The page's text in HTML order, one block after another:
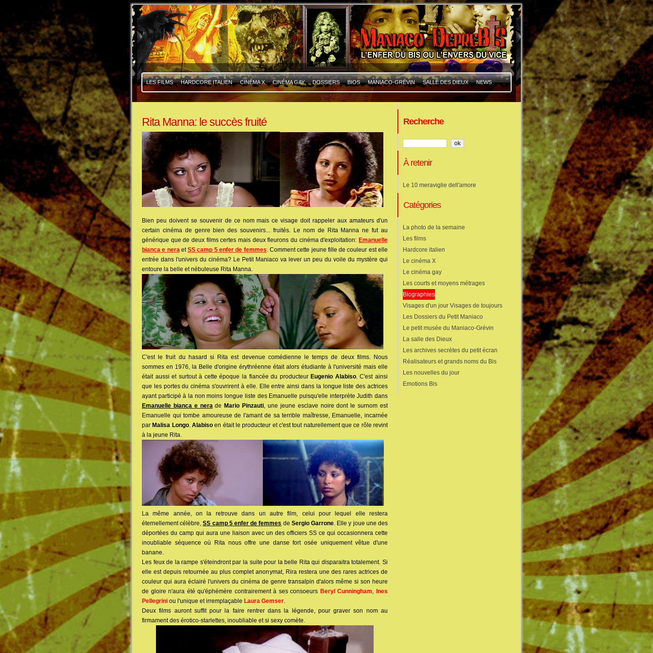
LES FILMS HARDCORE ITALIEN CINÉMA X CINÉMA GAY DOSSIERS BIOS MANIACO-GRÉVIN SALLE DES DIEUX NEWS
Rita Manna: le succès fruité
Bien peu doivent se souvenir de ce nom mais ce visage doit rappeler aux amateurs d'un
certain cinéma de genre bien des souvenirs... fruités. Le nom de Rita Manna ne fut au
générique que de deux films certes mais deux fleurons du cinéma d'exploitation: Emanuelle
bianca e neraetSS camp 5 enfer de femmes. Comment cette jeune fille de couleur est elle
entrée dans l'univers du cinéma? Le Petit Maniaco va lever un peu du voile du mystère qui
entoure la belle et nébuleuse Rita Manna.
C'est le fruit du hasard si Rita est devenue comédienne le temps de deux films. Nous
sommes en 1976, la Belle d'origine érythréenne était alors étudiante à l'université mais elle
était aussi et surtout à cette époque la fiancée du producteur Eugenio Alabiso. C'est ainsi
que les portes du cinéma s'ouvrirent à elle. Elle entre ainsi dans la longue liste des actrices
ayant participé à la non moins longue liste des Emanuelle puisqu'elle interprète Judith dans
Emanuelle bianca e nerade Mario Pinzauti, une jeune esclave noire dont le surnom est
Emanuelle qui tombe amoureuse de l'amant de sa terrible maîtresse, Emanuelle, incarnée
par Malisa Longo.Alabiso en était le producteur et c'est tout naturellement que ce rôle revint
à la jeune Rita.
La même année, on la retrouve dans un autre film, celui pour lequel elle restera
éternellement célèbre,SS camp 5 enfer de femmes de Sergio Garrone. Elle y joue une des
déportées du camp qui aura une liaison avec un des officiers SS ce qui occasionnera cette
inoubliable séquence où Rita nous offre une danse fort osée uniquement vêtue d'une
banane.
Les feux de la rampe s'éteindront par la suite pour la belle Rita qui disparaitra totalement. Si
elle est depuis retournée au plus complet anonymat, Rira restera une des rares actrices de
couleur qui aura éclairé l'univers du cinéma de genre transalpin d'alors même si son heure
de gloire n'aura été qu'éphémère contrairement à ses consoeurs Beryl Cunningham, Ines
Pellegrini ou l'unique et irremplaçable Laura Gemser.
Deux films auront suffit pour la faire rentrer dans la légende, pour graver son nom au
firmament des érotico-starlettes, inoubliable et si sexy comète.
Recherche
À retenir
Le 10 meraviglie dell'amore
Catégories
La photo de la semaine
Les films
Hardcore italien
Le cinéma X
Le cinéma gay
Les courts et moyens métrages
Biographies
Visages d'un jour Visages de toujours
Les Dossiers du Petit Maniaco
Le petit musée du Maniaco-Grévin
La salle des Dieux
Les archives secrètes du petit écran
Réalisateurs et grands noms du Bis
Les nouvelles du jour
Emotions Bis